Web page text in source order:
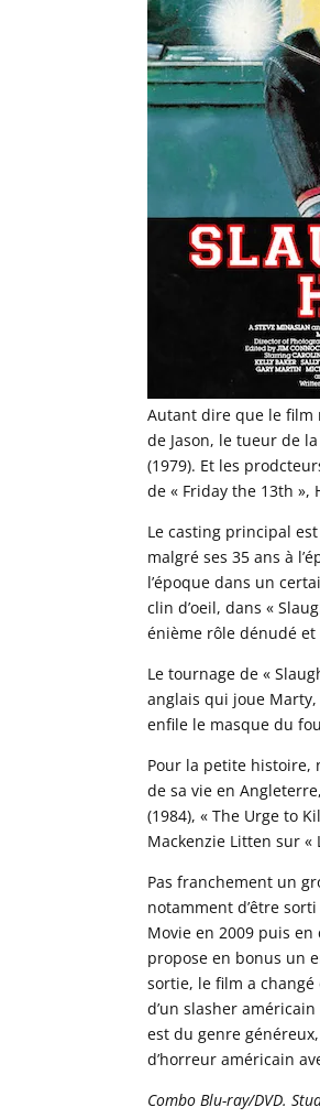
Autant dire que le film
de Jason, le tueur de
(1979). Et les
de « Friday the 13th
Le casting principal
malgré ses 35 ans à
l’époque dans un
clin d’oeil, dans «
énième rôle dénudé
Le tournage de «
anglais qui joue Marty,
enfile le masque du
Pour la petite histoire,
de sa vie en
(1984), « The Urge to
Mackenzie Litten sur «
Pas franchement un
notamment d’être
Movie en 2009 puis
propose en bonus un
sortie, le film a changé
d’un slasher
est du genre
d’horreur américain
Combo Blu-ray/DVD.